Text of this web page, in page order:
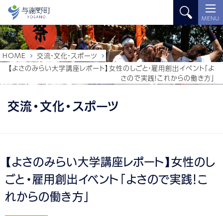
MENU
交流・文化・スポーツ
HOME
交流・文化・スポーツ
【よさのみらい大学講座レポート】女性のしごと・雇用創出イベント「よ
さので実践！これからの働き方」
【よさのみらい大学講座レポート】女性のし
ごと・雇用創出イベント「よさので実践！こ
れからの働き方」